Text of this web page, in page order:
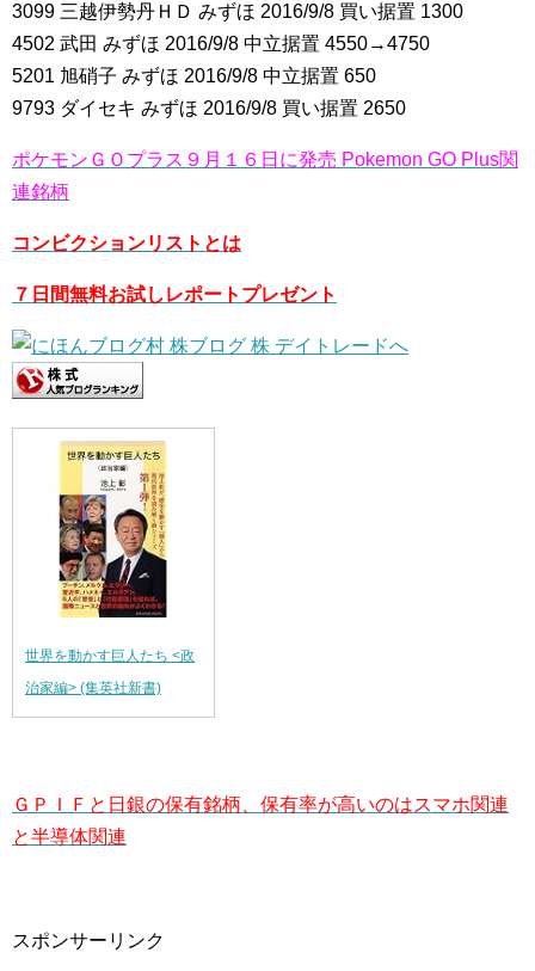
3099 三越伊勢丹ＨＤ みずほ 2016/9/8 買い据置 1300
4502 武田 みずほ 2016/9/8 中立据置 4550→4750
5201 旭硝子 みずほ 2016/9/8 中立据置 650
9793 ダイセキ みずほ 2016/9/8 買い据置 2650
ポケモンＧＯプラス９月１６日に発売 Pokemon GO Plus関
連銘柄
コンビクションリストとは
７日間無料お試しレポートプレゼント
世界を動かす巨人たち <政
治家編> (集英社新書)
ＧＰＩＦと日銀の保有銘柄、保有率が高いのはスマホ関連
と半導体関連
スポンサーリンク